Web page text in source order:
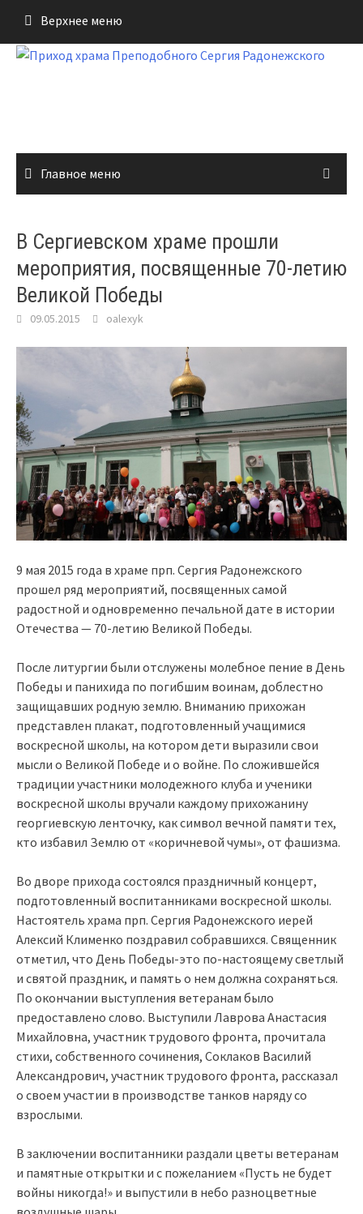
содержимому
Верхнее меню
Главное меню
В Сергиевском храме прошли
мероприятия, посвященные 70-летию
Великой Победы
09.05.2015 oalexyk
9 мая 2015 года в храме прп. Сергия Радонежского
прошел ряд мероприятий, посвященных самой
радостной и одновременно печальной дате в истории
Отечества — 70-летию Великой Победы.
После литургии были отслужены молебное пение в День
Победы и панихида по погибшим воинам, доблестно
защищавших родную землю. Вниманию прихожан
представлен плакат, подготовленный учащимися
воскресной школы, на котором дети выразили свои
мысли о Великой Победе и о войне. По сложившейся
традиции участники молодежного клуба и ученики
воскресной школы вручали каждому прихожанину
георгиевскую ленточку, как символ вечной памяти тех,
кто избавил Землю от «коричневой чумы», от фашизма.
Во дворе прихода состоялся праздничный концерт,
подготовленный воспитанниками воскресной школы.
Настоятель храма прп. Сергия Радонежского иерей
Алексий Клименко поздравил собравшихся. Священник
отметил, что День Победы-это по-настоящему светлый
и святой праздник, и память о нем должна сохраняться.
По окончании выступления ветеранам было
предоставлено слово. Выступили Лаврова Анастасия
Михайловна, участник трудового фронта, прочитала
стихи, собственного сочинения, Соклаков Василий
Александрович, участник трудового фронта, рассказал
о своем участии в производстве танков наряду со
взрослыми.
В заключении воспитанники раздали цветы ветеранам
и памятные открытки и с пожеланием «Пусть не будет
войны никогда!» и выпустили в небо разноцветные